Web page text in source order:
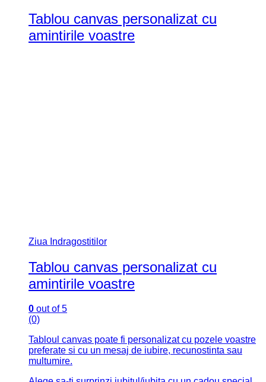
Tablou canvas personalizat cu
amintirile voastre
Ziua Indragostitilor
Tablou canvas personalizat cu
amintirile voastre
0 out of 5
(0)
Tabloul canvas poate fi personalizat cu pozele voastre
preferate si cu un mesaj de iubire, recunostinta sau
multumire.